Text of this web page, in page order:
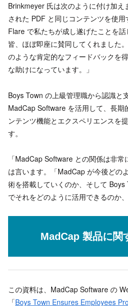
Brinkmeyer 氏は次のように付け加
された PDF と同じコンテンツを使
Flare で私たちが成し遂げたことを
皆、ほぼ即座に賛同してくれました
のような肯定的なフィードバックを
な助けになっています。」
Boys Town の上級管理職から認識と
MadCap Software を活用して、長期
ンテンツ機能とエクスペリエンスを
す。
「MadCap Software との関係は非
は言います。「MadCap が今後どの
術を搭載していくのか、そして
でそれをどのように活用できるのか
MadCap 製品に関
この資料は、MadCap Software の
「Boys Town Ensures Employees